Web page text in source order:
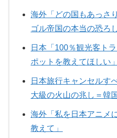
海外「どの国もあっさ
ゴル帝国の本当の恐ろ
日本「100％観光客ト
ポットを教えてほしい」
日本旅行キャンセルす
大級の火山の兆し＝韓
海外「私を日本アニメ
教えて」